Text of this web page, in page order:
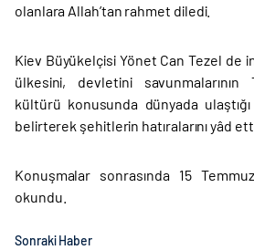
olanlara Allah’tan rahmet diledi.
Kiev Büyükelçisi Yönet Can Tezel de
ülkesini, devletini savunmalarının
kültürü konusunda dünyada
belirterek şehitlerin hatıralarını yâd
Konuşmalar sonrasında 15
okundu.
Sonraki Haber